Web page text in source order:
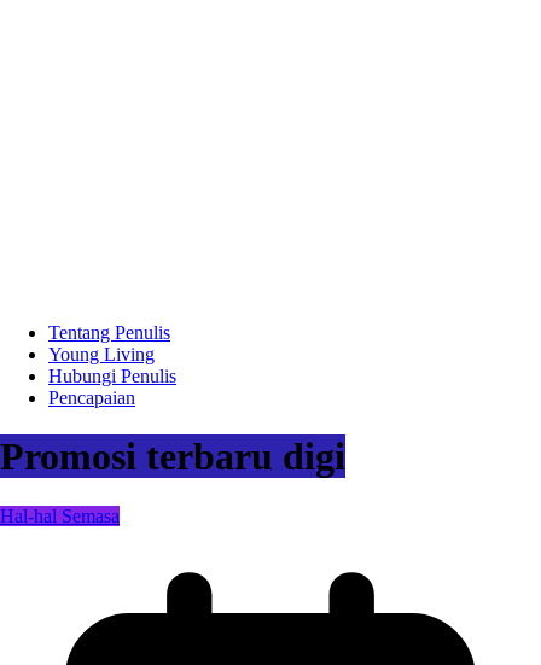
Tentang Penulis
Young Living
Hubungi Penulis
Pencapaian
Promosi terbaru digi
Hal-hal Semasa